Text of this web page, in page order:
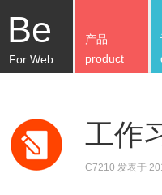
Be
For Web
产品
product
工作
C7210 发表于